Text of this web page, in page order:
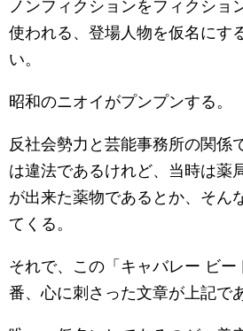
ノンフィクションをフィクショ
使われる、登場人物を仮名にす
い。
昭和のニオイがプンプンする。
反社会勢力と芸能事務所の関係
は違法であるけれど、当時は薬
が出来た薬物であるとか、そん
てくる。
それで、この「キャバレー ビー
番、心に刺さった文章が上記で